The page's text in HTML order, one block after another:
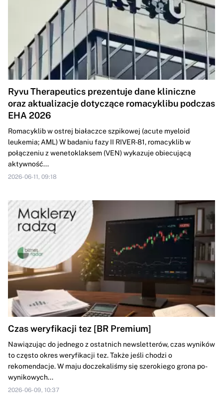
Ryvu Therapeutics prezentuje dane kliniczne
oraz aktualizacje dotyczące romacyklibu podczas
EHA 2026
Romacyklib w ostrej białaczce szpikowej (acute myeloid
leukemia; AML) W badaniu fazy II RIVER-81, romacyklib w
połączeniu z wenetoklaksem (VEN) wykazuje obiecującą
aktywność...
2026-06-11, 09:18
Czas weryfikacji tez [BR Premium]
Nawiązując do jednego z ostatnich newsletterów, czas wyników
to często okres weryfikacji tez. Także jeśli chodzi o
rekomendacje. W maju doczekaliśmy się szerokiego grona po-
wynikowych...
2026-06-09, 10:37